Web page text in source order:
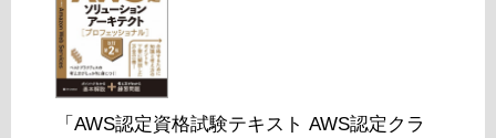
「AWS認定資格試験テキスト AWS認定クラ